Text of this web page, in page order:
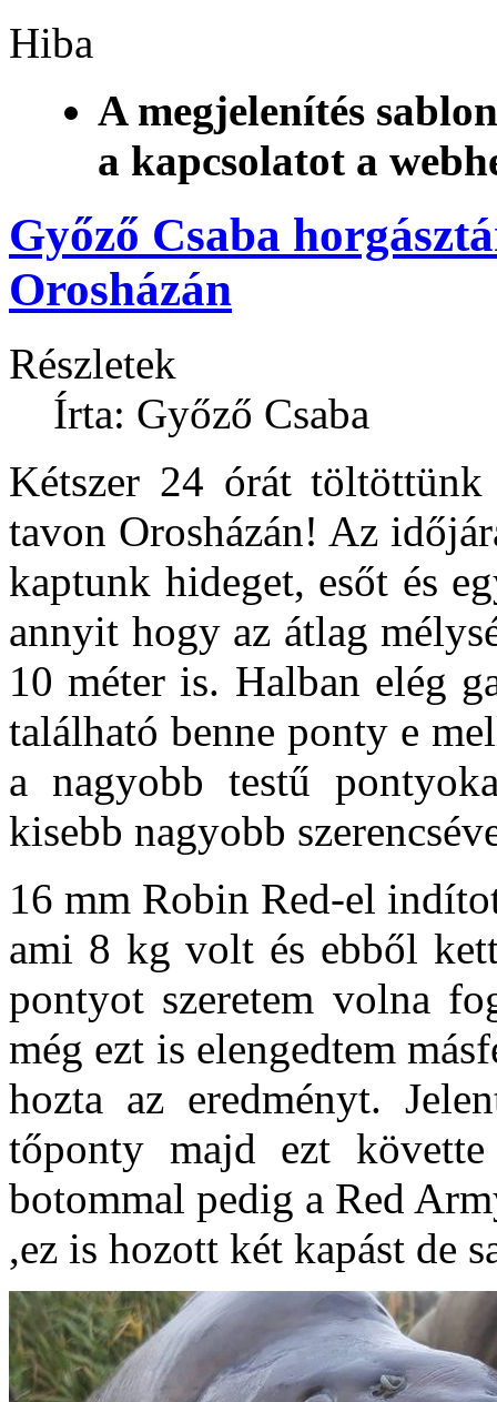
Hiba
A megjelenítés
a kapcsolatot a
Győző Csaba
Orosházán
Részletek
Írta: Győző Csaba
Kétszer 24 órát
tavon Orosházán! Az
kaptunk hideget, esőt és
annyit hogy az átlag
10 méter is. Halban elég
található benne ponty e
a nagyobb testű
kisebb nagyobb
16 mm Robin Red-el
ami 8 kg volt és ebből
pontyot szeretem volna
még ezt is elengedtem
hozta az eredményt.
tőponty majd ezt
botommal pedig a Red
,ez is hozott két kapást de